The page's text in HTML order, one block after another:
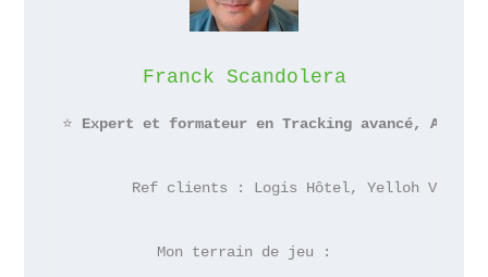
Franck Scandolera
⭐ Expert et formateur en Tracking avancé,
Ref clients : Logis Hôtel, Yelloh
Mon terrain de jeu :